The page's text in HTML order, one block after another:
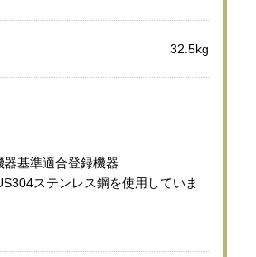
32.5kg
基準適合登録機器
ステンレス鋼を使用していま